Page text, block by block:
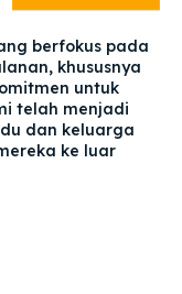
berfokus pada
khususnya
untuk
telah menjadi
dan keluarga
ke luar